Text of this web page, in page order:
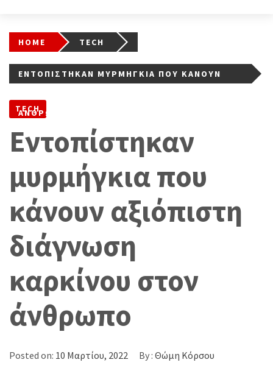
HOME TECH
ΕΝΤΟΠΊΣΤΗΚΑΝ ΜΥΡΜΉΓΚΙΑ ΠΟΥ ΚΆΝΟΥΝ
ΆΝΘΡΩΠΟ
TECH
Εντοπίστηκαν
μυρμήγκια που
κάνουν αξιόπιστη
διάγνωση
καρκίνου στον
άνθρωπο
Posted on: 10 Μαρτίου, 2022 By : Θώμη Κόρσου